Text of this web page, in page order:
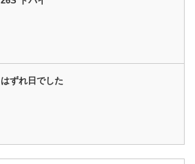
はずれ日でした